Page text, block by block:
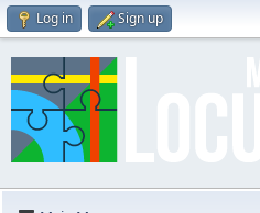
Log in Sign up